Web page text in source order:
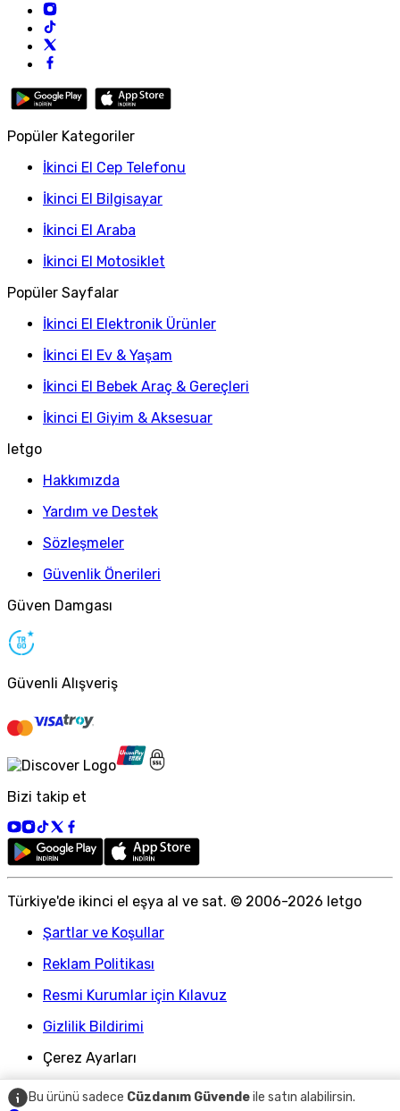
Bu ürünü sadece Cüzdanım Güvendeile satın alabilirsin.
Popüler Kategoriler
İkinci El Cep Telefonu
İkinci El Bilgisayar
İkinci El Araba
İkinci El Motosiklet
Popüler Sayfalar
İkinci El Elektronik Ürünler
İkinci El Ev & Yaşam
İkinci El Bebek Araç & Gereçleri
İkinci El Giyim & Aksesuar
letgo
Hakkımızda
Yardım ve Destek
Sözleşmeler
Güvenlik Önerileri
Güven Damgası
Güvenli Alışveriş
Bizi takip et
Türkiye'de ikinci el eşya al ve sat. © 2006-2026 letgo
Şartlar ve Koşullar
Reklam Politikası
Resmi Kurumlar için Kılavuz
Gizlilik Bildirimi
Çerez Ayarları